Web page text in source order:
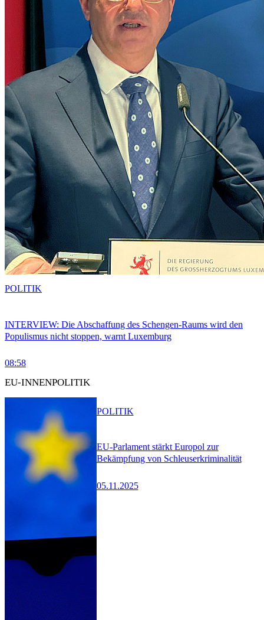
INTERVIEW: Die Abschaffung des Schengen-Raums wird den
Populismus nicht stoppen, warnt Luxemburg
08:58
POLITIK
EU-INNENPOLITIK
EU-Parlament stärkt Europol zur
Bekämpfung von Schleuserkriminalität
05.11.2025
POLITIK